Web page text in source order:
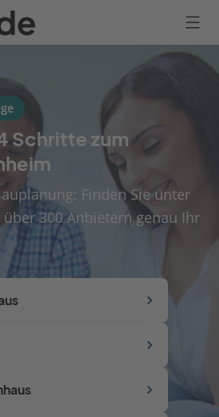
Schritte zum
Finden Sie unter
300 Anbietern genau Ihr